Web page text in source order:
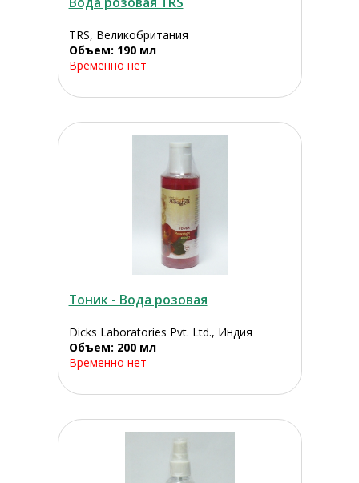
TRS, Великобритания
Объем: 190 мл
Временно нет
Тоник - Вода розовая
Dicks Laboratories Pvt. Ltd., Индия
Объем: 200 мл
Временно нет